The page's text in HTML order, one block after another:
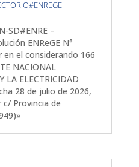
SD#ENRE –
ENReGE N°
el considerando 166
NACIONAL
LA ELECTRICIDAD
28 de julio de 2026,
c/ Provincia de